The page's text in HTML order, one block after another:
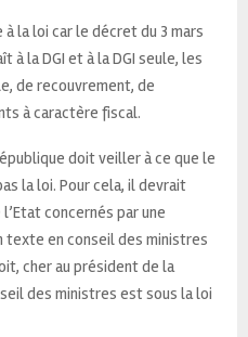
la loi car le décret du 3 mars
à la DGI et à la DGI seule, les
de recouvrement, de
à caractère fiscal.
doit veiller à ce que le
la loi. Pour cela, il devrait
concernés par une
texte en conseil des ministres
cher au président de la
des ministres est sous la loi